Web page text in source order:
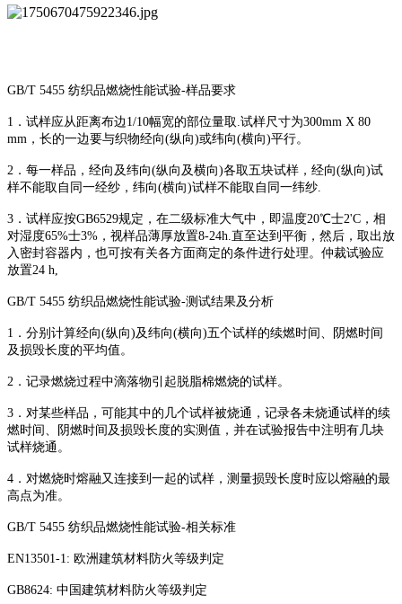
GB/T 5455 纺织品燃烧性能试验-样品要求
1．试样应从距离布边1/10幅宽的部位量取.试样尺寸为300mm X 80
mm，长的一边要与织物经向(纵向)或纬向(横向)平行。
2．每一样品，经向及纬向(纵向及横向)各取五块试样，经向(纵向)试
样不能取自同一经纱，纬向(横向)试样不能取自同一纬纱.
3．试样应按GB6529规定，在二级标准大气中，即温度20℃士2'C，相
对湿度65%士3%，视样品薄厚放置8-24h.直至达到平衡，然后，取出放
入密封容器内，也可按有关各方面商定的条件进行处理。仲裁试验应
放置24 h,
GB/T 5455 纺织品燃烧性能试验-测试结果及分析
1．分别计算经向(纵向)及纬向(横向)五个试样的续燃时间、阴燃时间
及损毁长度的平均值。
2．记录燃烧过程中滴落物引起脱脂棉燃烧的试样。
3．对某些样品，可能其中的几个试样被烧通，记录各未烧通试样的续
燃时间、阴燃时间及损毁长度的实测值，并在试验报告中注明有几块
试样烧通。
4．对燃烧时熔融又连接到一起的试样，测量损毁长度时应以熔融的最
高点为准。
GB/T 5455 纺织品燃烧性能试验-相关标准
EN13501-1: 欧洲建筑材料防火等级判定
GB8624: 中国建筑材料防火等级判定